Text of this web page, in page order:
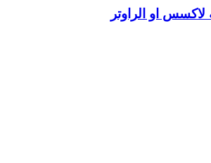
لاكسس او الراوتر